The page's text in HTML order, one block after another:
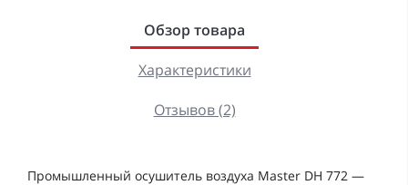
Обзор товара
Характеристики
Отзывов (2)
Промышленный осушитель воздуха Master DH 772 —